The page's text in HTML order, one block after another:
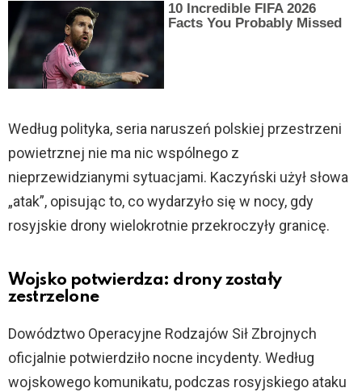
10 Incredible FIFA 2026
Facts You Probably Missed
Według polityka, seria naruszeń polskiej przestrzeni
powietrznej nie ma nic wspólnego z
nieprzewidzianymi sytuacjami. Kaczyński użył słowa
„atak”, opisując to, co wydarzyło się w nocy, gdy
rosyjskie drony wielokrotnie przekroczyły granicę.
Wojsko potwierdza: drony zostały
zestrzelone
Dowództwo Operacyjne Rodzajów Sił Zbrojnych
oficjalnie potwierdziło nocne incydenty. Według
wojskowego komunikatu, podczas rosyjskiego ataku